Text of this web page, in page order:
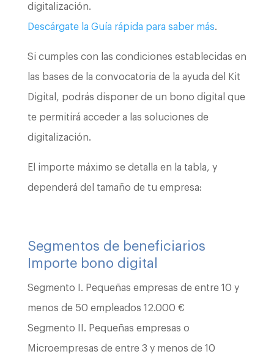
digitalización.
Descárgate la Guía rápida para saber más.
Si cumples con las condiciones establecidas en
las bases de la convocatoria de la ayuda del Kit
Digital, podrás disponer de un bono digital que
te permitirá acceder a las soluciones de
digitalización.
El importe máximo se detalla en la tabla, y
dependerá del tamaño de tu empresa:
Segmentos de beneficiarios
Importe bono digital
Segmento I. Pequeñas empresas de entre 10 y
menos de 50 empleados 12.000 €
Segmento II. Pequeñas empresas o
Microempresas de entre 3 y menos de 10